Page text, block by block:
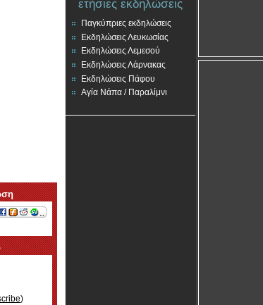
)
ετήσιες εκδηλώσεις
Παγκύπριες εκδηλώσεις
Εκδηλώσεις Λευκωσίας
Εκδηλώσεις Λεμεσού
Εκδηλώσεις Λάρνακας
Εκδηλώσεις Πάφου
Αγία Νάπα / Παραλίμνι